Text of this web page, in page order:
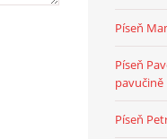
Píseň
Píseň
pavučině
Píseň